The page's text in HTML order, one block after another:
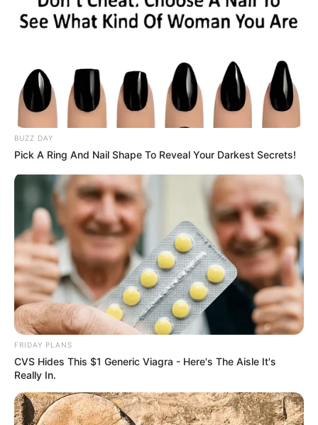
BUZZ DAY
Pick A Ring And Nail Shape To Reveal Your Darkest Secrets!
FRIDAY PLANS
CVS Hides This $1 Generic Viagra - Here's The Aisle It's
Really In.